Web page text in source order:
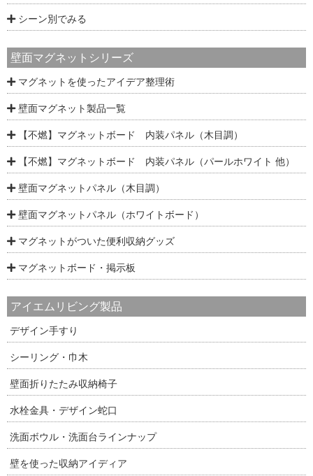
シーン別でみる
壁面マグネットシリーズ
マグネットを使ったアイデア整理術
壁面マグネット製品一覧
【不燃】マグネットボード 内装パネル（木目調）
【不燃】マグネットボード 内装パネル（パールホワイト 他）
壁面マグネットパネル（木目調）
壁面マグネットパネル（ホワイトボード）
マグネットがついた便利収納グッズ
マグネットボード・掲示板
アイエムリビング製品
デザイン手すり
シーリング・巾木
壁面折りたたみ収納椅子
水栓金具・デザイン蛇口
洗面ボウル・洗面台ラインナップ
壁を使った収納アイディア